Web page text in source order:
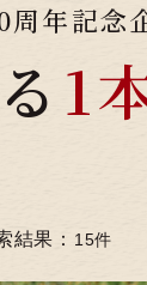
周年記念
1
結果： 15件